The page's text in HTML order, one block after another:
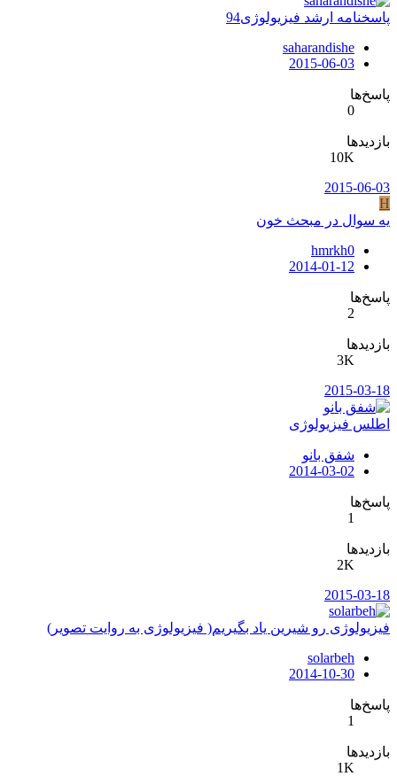
پاسخنامه ارشد فیزیولوژی94
saharandishe
2015-06-03
پاسخ‌ها
0
بازدیدها
10K
2015-06-03
H
یه سوال در مبحث خون
hmrkh0
2014-01-12
پاسخ‌ها
2
بازدیدها
3K
2015-03-18
اطلس فیزیولوژی
شفق بانو
2014-03-02
پاسخ‌ها
1
بازدیدها
2K
2015-03-18
فیزیولوژی رو شیرین یاد بگیریم( فیزیولوژی به روایت تصویر)
solarbeh
2014-10-30
پاسخ‌ها
1
بازدیدها
1K